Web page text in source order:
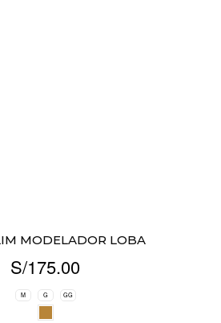
MODELADOR LOBA
S/175.00
M G GG